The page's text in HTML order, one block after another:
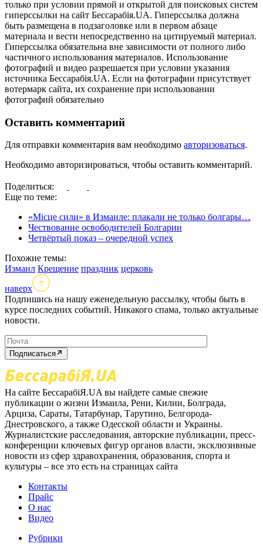
только при условии прямой и открытой для поисковых систем
гиперссылки на сайт Бессарабія.UA. Гиперссылка должна
быть размещена в подзаголовке или в первом абзаце
материала и вести непосредственно на цитируемый материал.
Гиперссылка обязательна вне зависимости от полного либо
частичного использования материалов. Использование
фотографий и видео разрешается при условии указания
источника Бессарабія.UA. Если на фотографии присутствует
вотермарк сайта, их сохранение при использовании
фотографий обязательно
Оставить комментарий
Для отправки комментария вам необходимо авторизоваться.
Необходимо авторизироваться, чтобы оставить комментарий.
Поделиться:
Еще по теме:
«Місце сили» в Измаиле: плакали не только болгары…
Чествование освободителей Болгарии
Четвёртый показ – очередной успех
Похожие темы:
Измаил Крещение праздник церковь
наверх
Подпишись на нашу еженедельную рассылку, чтобы быть в
курсе последних событий. Никакого спама, только актуальные
новости.
Подписаться
На сайте БессарабіЯ.UA вы найдете самые свежие
публикации о жизни Измаила, Рени, Килии, Болграда,
Арциза, Сараты, Татарбунар, Тарутино, Белгорода-
Днестровского, а также Одесской области и Украины.
Журналистские расследования, авторские публикации, пресс-
конференции ключевых фигур органов власти, эксклюзивные
новости из сфер здравохранения, образования, спорта и
культуры – все это есть на страницах сайта
Контакты
Прайс
О нас
Видео
Рубрики